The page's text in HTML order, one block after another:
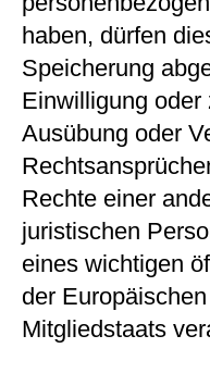
haben, dürfen
Speicherung
Einwilligung oder
Ausübung oder
Rechte einer
juristischen
eines wichtigen
der
Mitgliedstaats